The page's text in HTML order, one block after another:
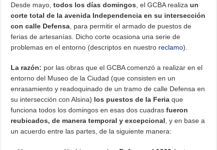
Desde mayo,todos los días domingos , el GCBA realizaun
corte total de la avenida Independencia en su intersección
con calle Defensa , para permitir el armado de puestos de
ferias de artesanías. Dicho corte ocasiona una serie de
problemas en el entorno (descriptos en nuestro reclamo).
La razón: por las obras que el GCBA comenzó a realizar en el
entorno del Museo de la Ciudad (que consisten en un
enrasamiento y readoquinado de un tramo de calle Defensa en
su intersección con Alsina) los puestos de la Feria que
funciona todos los domingos en esas dos cuadrasfueron
reubicados, de manera temporal y excepcional , y en base a
un acuerdo entre las partes, de la siguiente manera: